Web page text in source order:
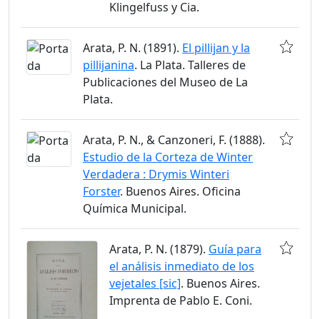
Klingelfuss y Cia.
Arata, P. N. (1891). El pillijan y la
pillijanina. La Plata. Talleres de
Publicaciones del Museo de La
Plata.
Arata, P. N., & Canzoneri, F. (1888).
Estudio de la Corteza de Winter
Verdadera : Drymis Winteri
Forster. Buenos Aires. Oficina
Química Municipal.
Arata, P. N. (1879). Guía para
el análisis inmediato de los
vejetales [sic]. Buenos Aires.
Imprenta de Pablo E. Coni.